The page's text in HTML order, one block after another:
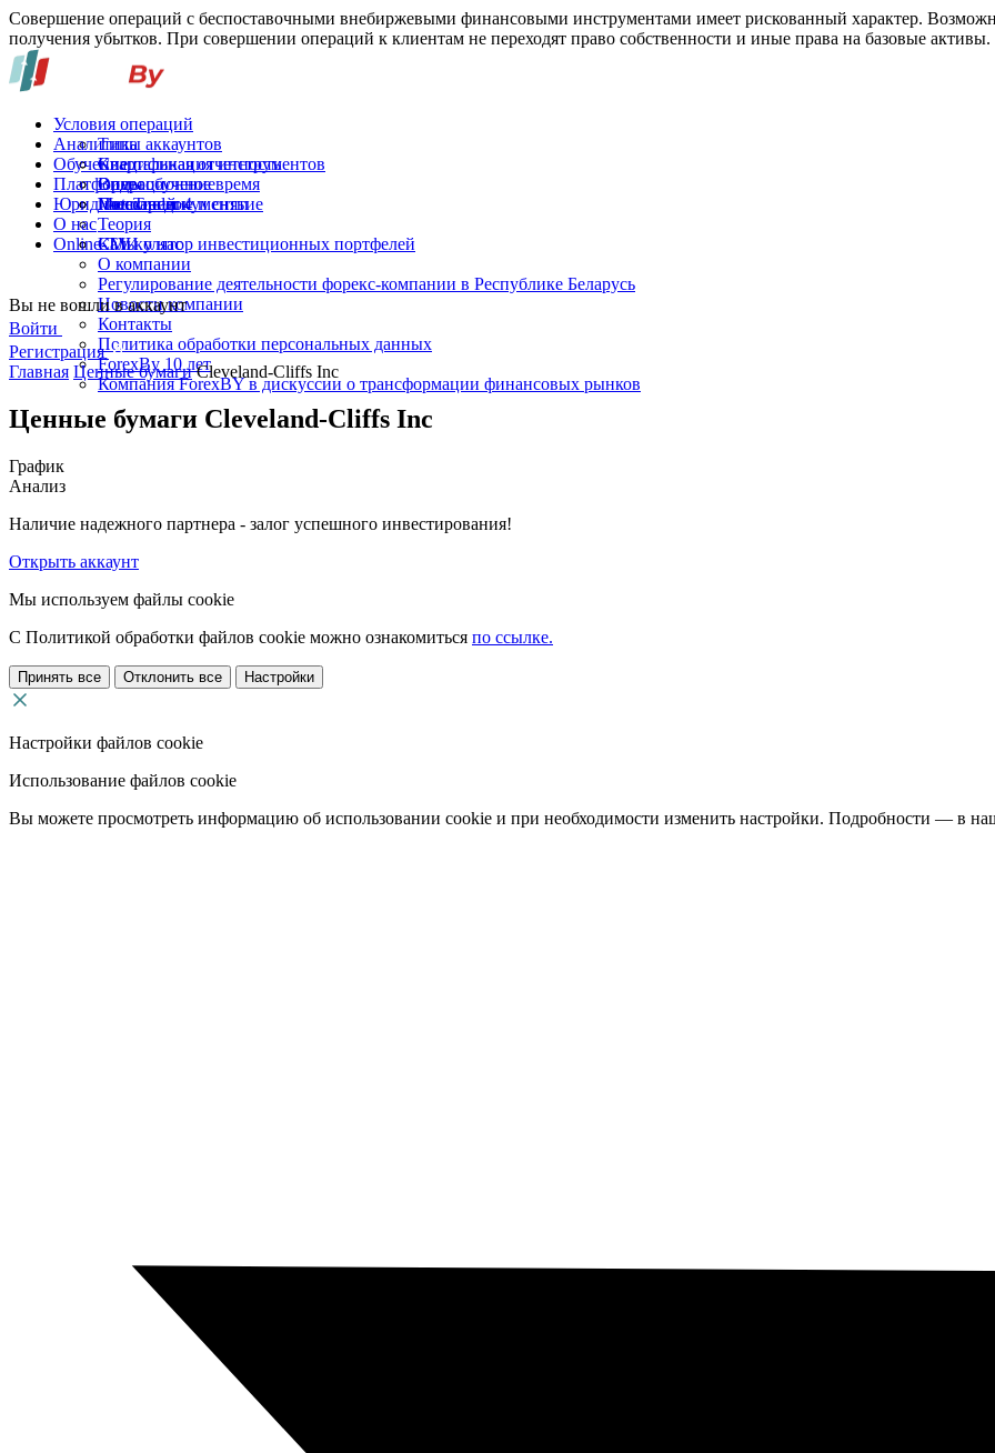
Совершение операций с беспоставочными внебиржевыми финансовыми инструментами имеет рискованный характер.
получения убытков. При совершении операций к клиентам не переходят право собственности и иные права на базовые активы.
Условия операций
Типы аккаунтов
Спецификация инструментов
Операционное время
Пополнение и снятие
Аналитика
Квартальная отчетность
Обучение
Видеообучение
Глоссарий
Теория
Калькулятор инвестиционных портфелей
Платформы
MetaTrader 4
Юридические документы
О нас
СМИ о нас
О компании
Регулирование деятельности форекс-компании в Республике Беларусь
Новости компании
Контакты
Политика обработки персональных данных
ForexBy 10 лет
Компания ForexBY в дискуссии о трансформации финансовых рынков
Online-TV
Вы не вошли в аккаунт
Войти
Регистрация
Главная Ценные бумаги Cleveland-Cliffs Inc
Ценные бумаги Cleveland-Cliffs Inc
График
Анализ
Наличие надежного партнера - залог успешного инвестирования!
Открыть аккаунт
Мы используем файлы cookie
С Политикой обработки файлов cookie можно ознакомиться по ссылке.
Принять все Отклонить все Настройки
Настройки файлов cookie
Использование файлов cookie
Вы можете просмотреть информацию об использовании cookie и при необходимости изменить настройки. Подробности — в